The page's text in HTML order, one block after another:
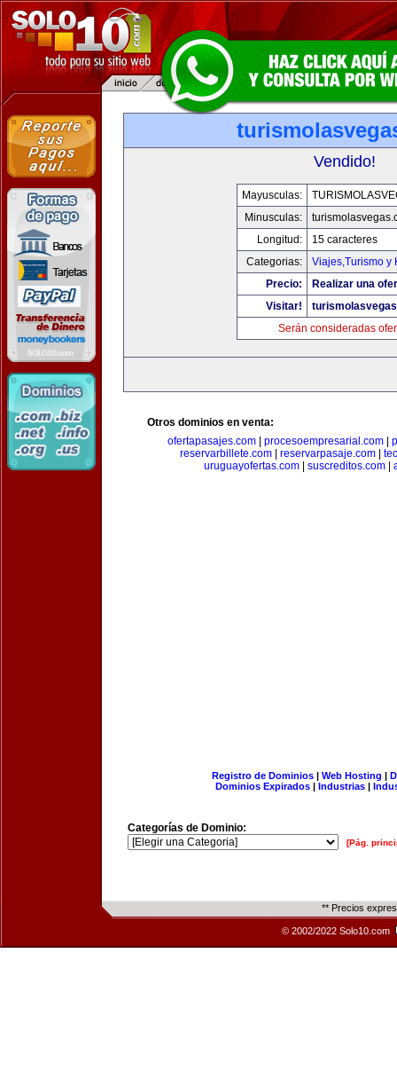
Vendido!
Mayusculas:
Minusculas:
Longitud:
15 caracteres
Categorias:
Viajes,Turismo y
Precio:
Realizar una
Visitar!
Serán consideradas
Otros dominios en venta:
ofertapasajes.com| procesoempresarial.com|
reservarbillete.com
reservarpasaje.com
uruguayofertas.com| suscreditos.com|
Registro de Dominios| Web Hosting |
Dominios Expirados | Industrias |
Categorías de Dominio:
[Pág.
** Precios
© 2002/2022 Solo10.com